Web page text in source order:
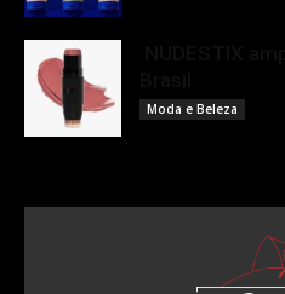
Moda e Beleza